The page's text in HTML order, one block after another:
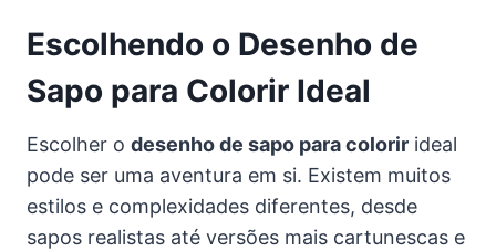
Escolhendo o Desenho de
Sapo para Colorir Ideal
Escolher o desenho de sapo para colorir ideal
pode ser uma aventura em si. Existem muitos
estilos e complexidades diferentes, desde
sapos realistas até versões mais cartunescas e